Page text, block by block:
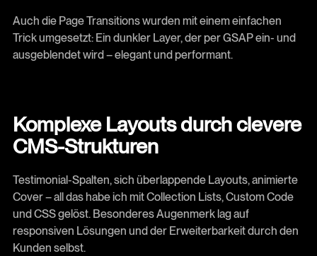
Auch die Page Transitions wurden mit einem einfachen
Trick umgesetzt: Ein dunkler Layer, der per GSAP ein- und
ausgeblendet wird – elegant und performant.
Komplexe Layouts durch clevere
CMS-Strukturen
Testimonial-Spalten, sich überlappende Layouts, animierte
Cover – all das habe ich mit Collection Lists, Custom Code
und CSS gelöst. Besonderes Augenmerk lag auf
responsiven Lösungen und der Erweiterbarkeit durch den
Kunden selbst.